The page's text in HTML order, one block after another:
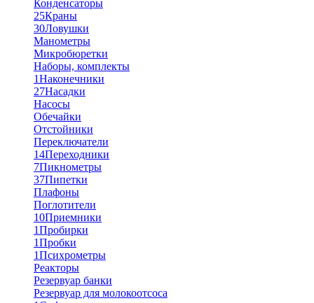
Конденсаторы
25Краны
30Ловушки
Манометры
Микробюретки
Наборы, комплекты
1Наконечники
27Насадки
Насосы
Обечайки
Отстойники
Переключатели
14Переходники
7Пикнометры
37Пипетки
Плафоны
Поглотители
10Приемники
1Пробирки
1Пробки
1Психрометры
Реакторы
Резервуар банки
Резервуар для молокоотсоса